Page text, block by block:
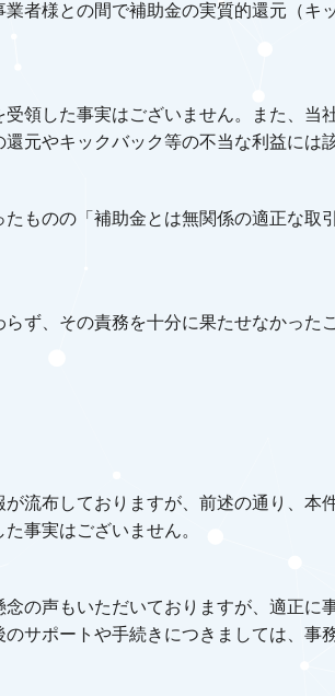
者様との間で補助金の実質的還元（キ
領した事実はございません。また、当
元やキックバック等の不当な利益には
ものの「補助金とは無関係の適正な取
ず、その責務を十分に果たせなかった
流布しておりますが、前述の通り、本
事実はございません。
の声もいただいておりますが、適正に
サポートや手続きにつきましては、事